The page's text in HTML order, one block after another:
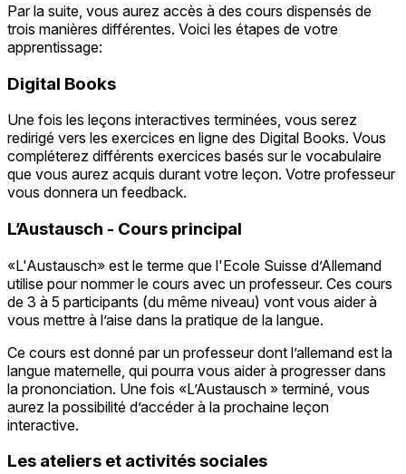
Par la suite, vous aurez accès à des cours dispensés de
trois manières différentes. Voici les étapes de votre
apprentissage:
Digital Books
Une fois les leçons interactives terminées, vous serez
redirigé vers les exercices en ligne des Digital Books. Vous
compléterez différents exercices basés sur le vocabulaire
que vous aurez acquis durant votre leçon. Votre professeur
vous donnera un feedback.
L’Austausch - Cours principal
«L'Austausch» est le terme que l'Ecole Suisse d’Allemand
utilise pour nommer le cours avec un professeur. Ces cours
de 3 à 5 participants (du même niveau) vont vous aider à
vous mettre à l’aise dans la pratique de la langue.
Ce cours est donné par un professeur dont l’allemand est la
langue maternelle, qui pourra vous aider à progresser dans
la prononciation. Une fois «L’Austausch » terminé, vous
aurez la possibilité d’accéder à la prochaine leçon
interactive.
Les ateliers et activités sociales